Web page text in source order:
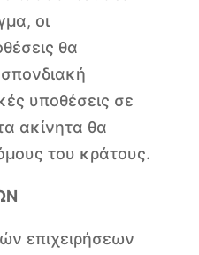
οι
θα
υποθέσεις σε
ακίνητα θα
του κράτους.
επιχειρήσεων